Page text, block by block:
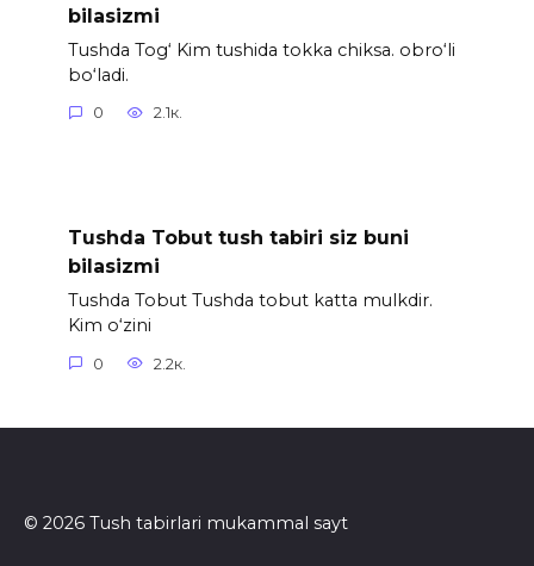
bilasizmi
Tushda Tog‘ Kim tushida tokka chiksa. obro‘li
bo‘ladi.
0 2.1к.
Tushda Tobut tush tabiri siz buni
bilasizmi
Tushda Tobut Tushda tobut katta mulkdir.
Kim o‘zini
0 2.2к.
© 2026 Tush tabirlari mukammal sayt